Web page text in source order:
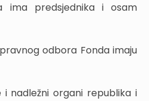
ima predsjednika i osam
odbora Fonda imaju
i nadležni organi republika i